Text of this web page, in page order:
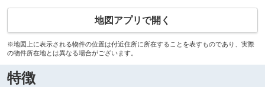
地図アプリで開く
※地図上に表示される物件の位置は付近住所に所在することを表すものであり、実際
の物件所在地とは異なる場合がございます。
特徴